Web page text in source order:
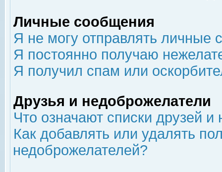
Личные сообщения
Я не могу отправлять личные
Я постоянно получаю
Я получил спам или
Друзья и недоброжелатели
Что означают списки друзей
Как добавлять или удалять
недоброжелателей?